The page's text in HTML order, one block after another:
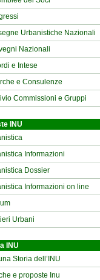
Urbanistiche Nazionali
Nazionali
e Intese
e Consulenze
Commissioni e Gruppi
INU
Informazioni
Dossier
Informazioni on line
Urbani
INU
Storia dell’INU
e proposte Inu